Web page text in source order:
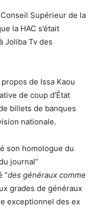
Supérieur de la
la HAC s’était
Joliba Tv des
de Issa Kaou
de coup d’État
billets de banques
nationale.
son homologue du
journal”
“des généraux comme
grades de généraux
exceptionnel des ex